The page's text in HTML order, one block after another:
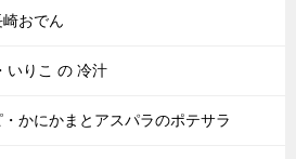
おでん
いりこ の 冷汁
かにかまとアスパラのポテサラ